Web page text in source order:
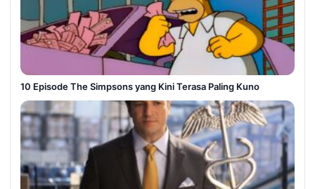
10 Episode The Simpsons yang Kini Terasa Paling Kuno